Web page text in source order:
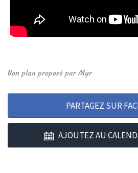
Bon plan proposé par Myr
PARTAGEZ SUR
AJOUTEZ AU